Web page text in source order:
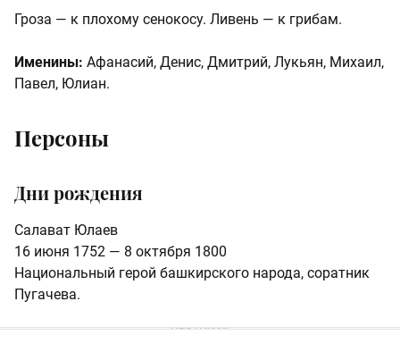
Гроза — к плохому сенокосу. Ливень — к грибам.
Именины: Афанасий, Денис, Дмитрий, Лукьян, Михаил,
Павел, Юлиан.
Персоны
Дни рождения
Салават Юлаев
16 июня 1752 — 8 октября 1800
Национальный герой башкирского народа, соратник
Пугачева.